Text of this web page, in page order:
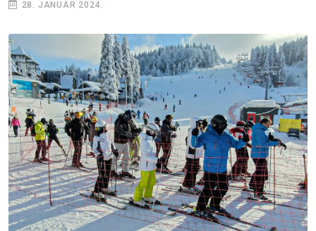
28. JANUAR 2024.